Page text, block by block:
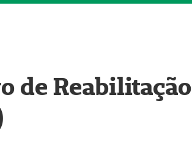
de Reabilitação